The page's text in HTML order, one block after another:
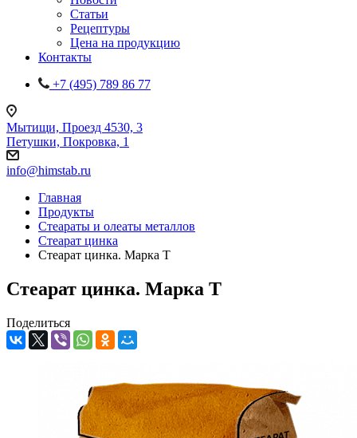
Статьи
Рецептуры
Цена на продукцию
Контакты
+7 (495) 789 86 77
Мытищи, Проезд 4530, 3
Петушки, Покровка, 1
info@himstab.ru
Главная
Продукты
Стеараты и олеаты металлов
Стеарат цинка
Стеарат цинка. Марка T
Стеарат цинка. Марка T
Поделиться